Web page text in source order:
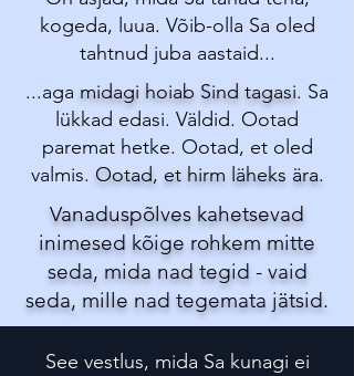
kogeda, luua. Võib-olla Sa oled
tahtnud juba aastaid...
...aga midagi hoiab Sind tagasi. Sa
lükkad edasi. Väldid. Ootad
paremat hetke. Ootad, et oled
valmis. Ootad, et hirm läheks ära.
Vanaduspõlves kahetsevad
inimesed kõige rohkem mitte
seda, mida nad tegid - vaid
seda, mille nad tegemata jätsid.
See vestlus, mida Sa kunagi ei